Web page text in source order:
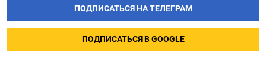
ПОДПИСАТЬСЯ НА ТЕЛЕГРАМ
ПОДПИСАТЬСЯ В GOOGLE